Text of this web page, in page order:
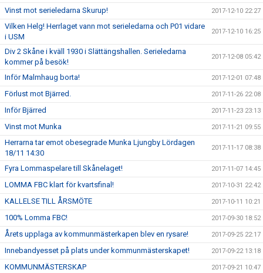
Vinst mot serieledarna Skurup! 2017-12-10 22:27
Vilken Helg! Herrlaget vann mot serieledarna och P01 vidare
i USM
2017-12-10 16:25
Div 2 Skåne i kväll 1930 i Slättängshallen. Serieledarna
kommer på besök!
2017-12-08 05:42
Inför Malmhaug borta! 2017-12-01 07:48
Förlust mot Bjärred. 2017-11-26 22:08
Inför Bjärred 2017-11-23 23:13
Vinst mot Munka 2017-11-21 09:55
Herrarna tar emot obesegrade Munka Ljungby Lördagen
18/11 14:30
2017-11-17 08:38
Fyra Lommaspelare till Skånelaget! 2017-11-07 14:45
LOMMA FBC klart för kvartsfinal! 2017-10-31 22:42
KALLELSE TILL ÅRSMÖTE 2017-10-11 10:21
100% Lomma FBC! 2017-09-30 18:52
Årets upplaga av kommunmästerkapen blev en rysare! 2017-09-25 22:17
Innebandyesset på plats under kommunmästerskapet! 2017-09-22 13:18
KOMMUNMÄSTERSKAP 2017-09-21 10:47